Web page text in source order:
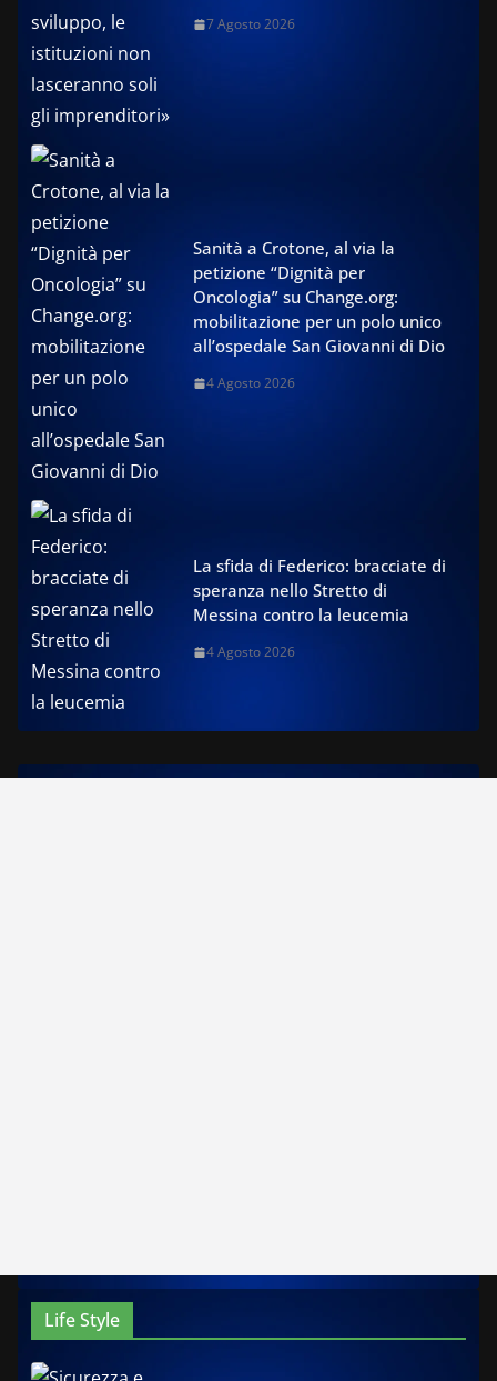
7 Agosto 2026
Sanità a Crotone, al via la
petizione “Dignità per
Oncologia” su Change.org:
mobilitazione per un polo unico
all’ospedale San Giovanni di Dio
4 Agosto 2026
La sfida di Federico: bracciate di
speranza nello Stretto di
Messina contro la leucemia
4 Agosto 2026
Life Style